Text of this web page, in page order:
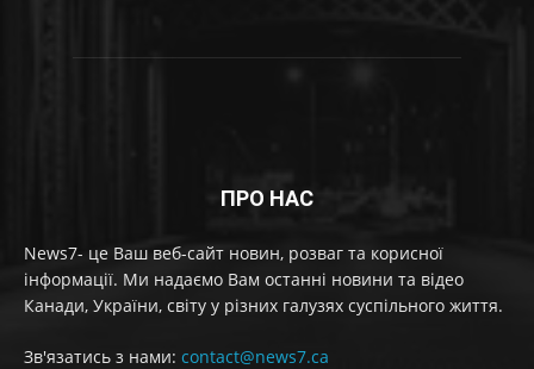
ПРО НАС
News7- це Ваш веб-сайт новин, розваг та корисної
інформації. Ми надаємо Вам останні новини та відео
Канади, України, світу у різних галузях суспільного життя.
Зв'язатись з нами: contact@news7.ca